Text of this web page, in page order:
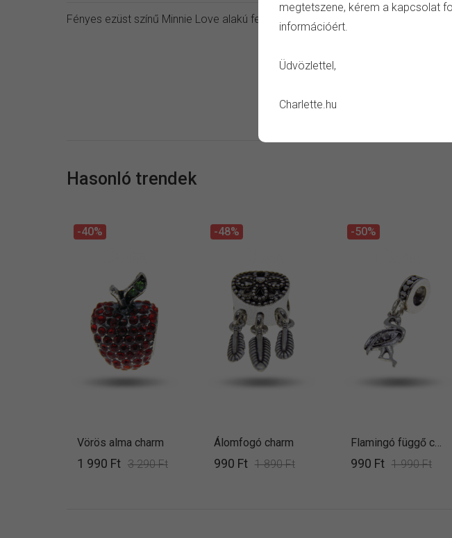
megtetszene, kérem a kapcsolat
információért.
Üdvözlettel,
Charlette.hu
Fényes ezüst színű Minnie Love alakú fehér vagy bíbor köves függő charm.
Hasonló trendek
-40%
Vörös alma charm
1 990 Ft 3 290 Ft
-48%
Álomfogó charm
990 Ft 1 890 Ft
-50%
Flamingó függő charm
990 Ft 1 990 Ft